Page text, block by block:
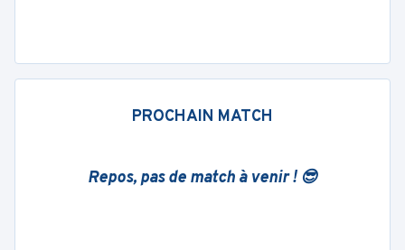
PROCHAIN MATCH
Repos, pas de match à venir ! 😎